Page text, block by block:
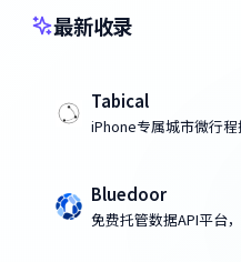
最新收录
Tabical
iPhone专属城市微行
Bluedoor
免费托管数据API平台